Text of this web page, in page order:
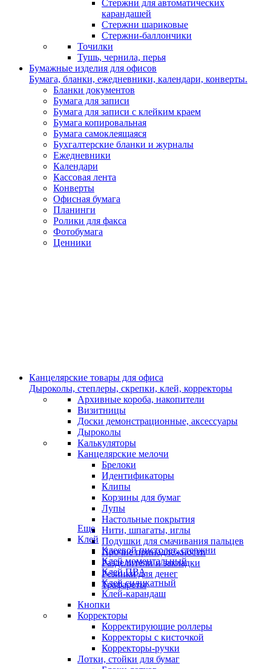
Стержни для автоматических
карандашей
Стержни шариковые
Стержни-баллончики
Точилки
Тушь, чернила, перья
Бумажные изделия для офисов
Бумага, бланки, ежедневники, календари, конверты.
Бланки документов
Бумага для записи
Бумага для записи с клейким краем
Бумага копировальная
Бумага самоклеящаяся
Бухгалтерские бланки и журналы
Ежедневники
Календари
Кассовая лента
Конверты
Офисная бумага
Планинги
Ролики для факса
Фотобумага
Ценники
Канцелярские товары для офиса
Дыроколы, степлеры, скрепки, клей, корректоры
Архивные короба, накопители
Визитницы
Доски демонстрационные, аксессуары
Дыроколы
Калькуляторы
Канцелярские мелочи
Брелоки
Идентификаторы
Клипы
Корзины для бумаг
Лупы
Настольные покрытия
Нити, шпагаты, иглы
Подушки для смачивания пальцев
Прочие принадлежности
Разделители и закладки
Резинки для денег
Трафареты
Еще
Клей
Клеевой пистолет, стержни
Клей моментальный
Клей ПВА
Клей силикатный
Клей-карандаш
Кнопки
Корректоры
Корректирующие роллеры
Корректоры с кисточкой
Корректоры-ручки
Лотки, стойки для бумаг